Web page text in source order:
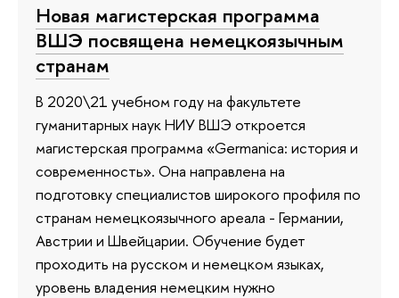
Новая магистерская программа
ВШЭ посвящена немецкоязычным
странам
В 2020\21 учебном году на факультете
гуманитарных наук НИУ ВШЭ откроется
магистерская программа «Germanica: история и
современность». Она направлена на
подготовку специалистов широкого профиля по
странам немецкоязычного ареала - Германии,
Австрии и Швейцарии. Обучение будет
проходить на русском и немецком языках,
уровень владения немецким нужно